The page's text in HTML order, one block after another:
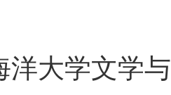
洋大学文学